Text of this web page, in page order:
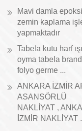
Mavi damla epoksi
zemin kaplama
yapmaktadır
Tabela kutu harf
oyma tabela
folyo germe ...
ANKARA İZMİR
ASANSÖRLÜ
NAKLİYAT ,
İZMİR NAKLİYAT